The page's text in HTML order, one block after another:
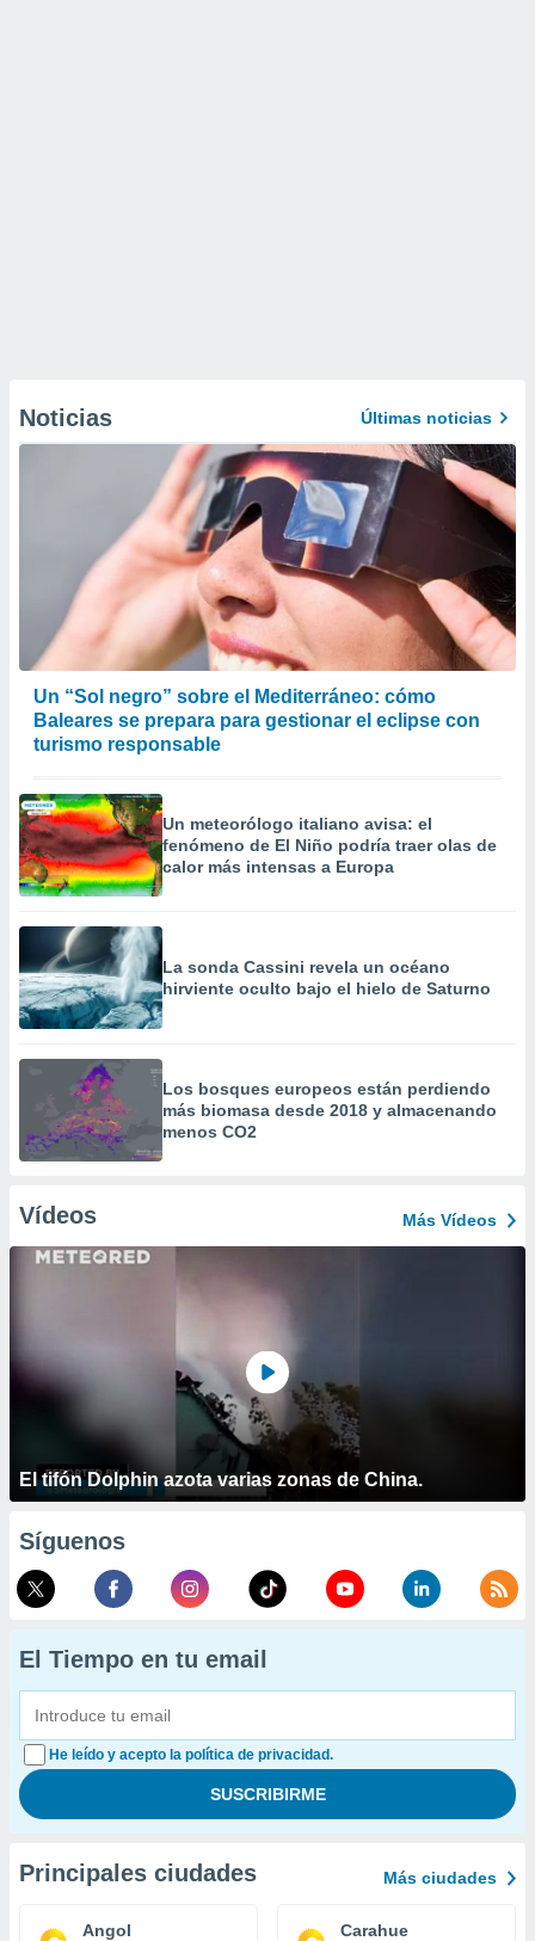
Noticias Últimas noticias
Un “Sol negro” sobre el Mediterráneo: cómo
Baleares se prepara para gestionar el eclipse con
turismo responsable
Un meteorólogo italiano avisa: el
fenómeno de El Niño podría traer olas de
calor más intensas a Europa
La sonda Cassini revela un océano
hirviente oculto bajo el hielo de Saturno
Los bosques europeos están perdiendo
más biomasa desde 2018 y almacenando
menos CO2
Vídeos Más Vídeos
El tifón Dolphin azota varias zonas de China.
Síguenos
El Tiempo en tu email
He leído y acepto la política de privacidad.
Principales ciudades Más ciudades
Angol Carahue